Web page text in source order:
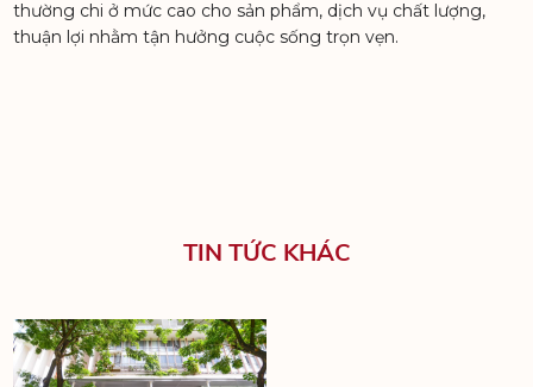
thường chi ở mức cao cho sản phẩm, dịch vụ chất lượng,
thuận lợi nhằm tận hưởng cuộc sống trọn vẹn.
TIN TỨC KHÁC